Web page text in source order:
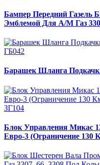
Бампер Передний Газель
Эмблемой Для А/М Газ
ГБ042
Барашек Шланга
ЗГ104
Блок Управления Микас
Евро-3 (Ограничение 130